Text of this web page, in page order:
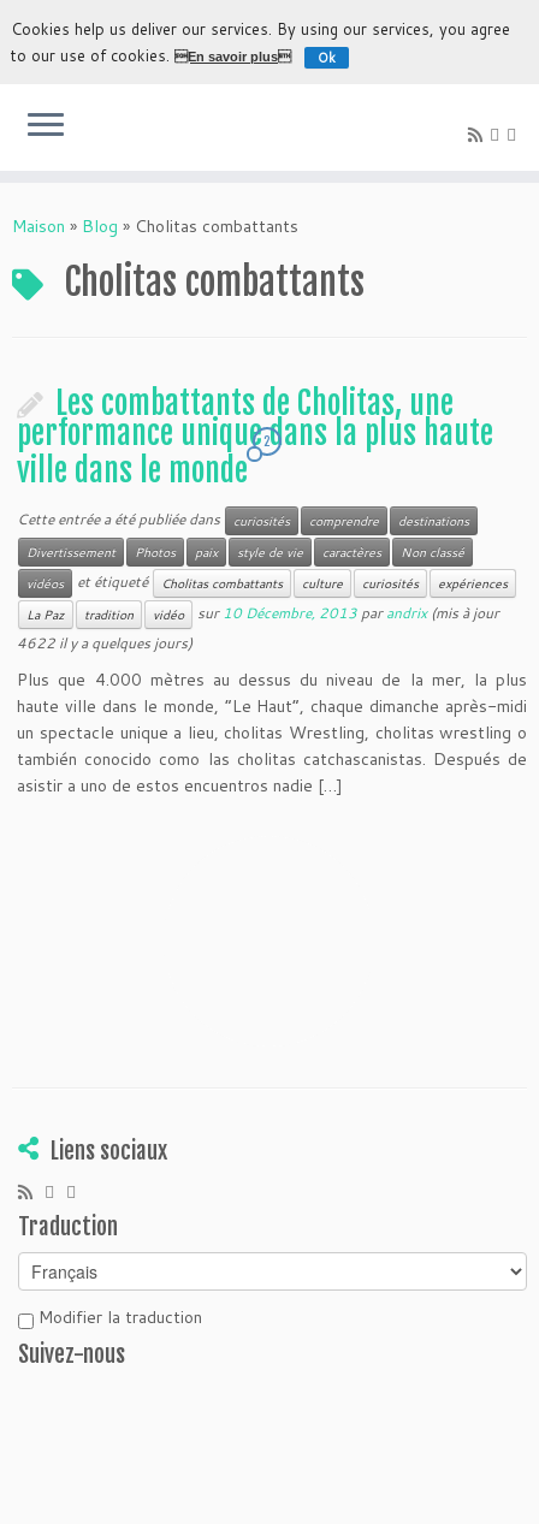
L'expérience la plus authentique de découvrir la Bolivie
Maison » Blog » Cholitas combattants
Cholitas combattants
Les combattants de Cholitas, une
performance unique dans la plus haute
ville dans le monde
2
Cette entrée a été publiée dans curiosités comprendre
destinations
Divertissement
Photos paix style de vie caractères
Non classé
vidéos
et étiqueté Cholitas combattants culture curiosités
expériences
La Paz
tradition vidéo sur10 Décembre, 2013 parandrix(mis à jour
4622 il y a quelques jours)
Plus que 4.000 mètres au dessus du niveau de la mer, la plus
haute ville dans le monde, “Le Haut”, chaque dimanche après-midi
un spectacle unique a lieu, cholitas Wrestling, cholitas wrestling o
también conocido como las cholitas catchascanistas. Después de
asistir a uno de estos encuentros nadie […]
Liens sociaux
Traduction
Modifier la traduction
Suivez-nous
Cookies help us deliver our services. By using our services, you agree
to our use of cookies.En savoir plus Ok